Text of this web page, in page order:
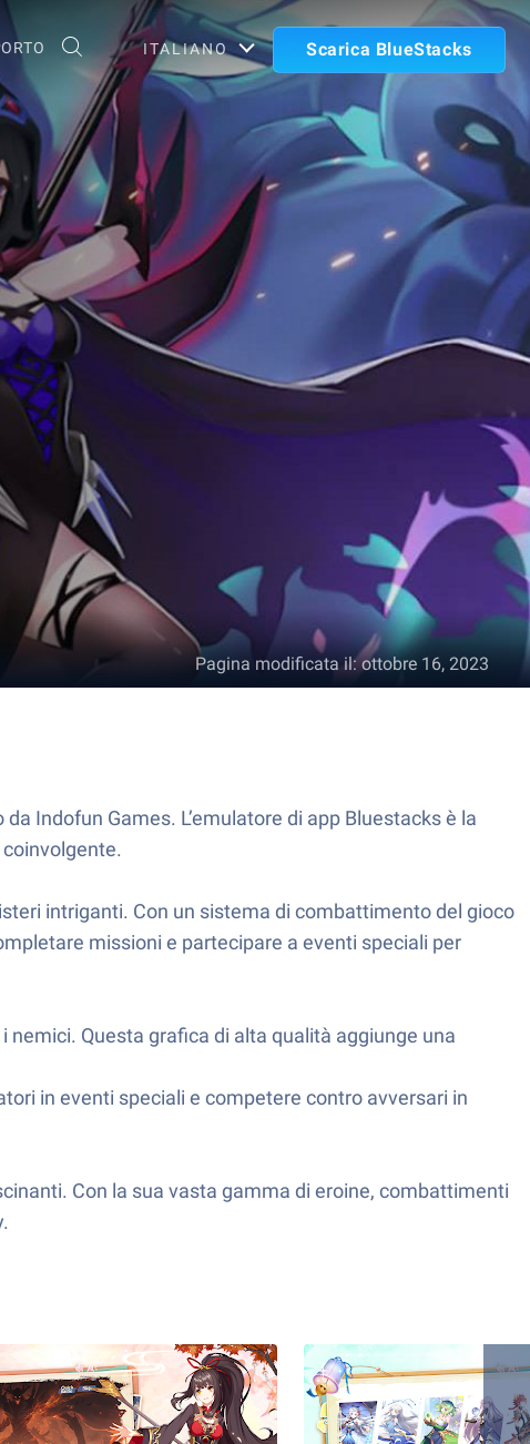
ITALIANO Scarica BlueStacks
Pagina modificata il:ottobre 16, 2023
Indofun Games. L’emulatore di app Bluestacks è la
intriganti. Con un sistema di combattimento del gioco
missioni e partecipare a eventi speciali per
Questa grafica di alta qualità aggiunge una
in eventi speciali e competere contro avversari in
Con la sua vasta gamma di eroine, combattimenti